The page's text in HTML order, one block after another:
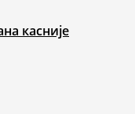
касније